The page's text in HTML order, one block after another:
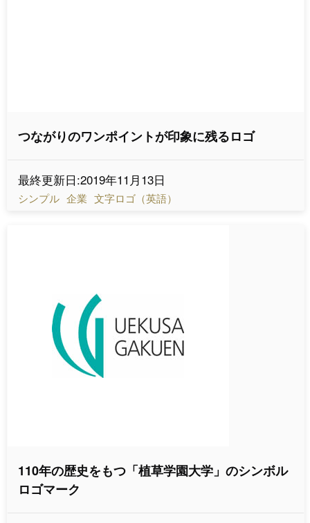
つながりのワンポイントが印象に残るロゴ
最終更新日:2019年11月13日
シンプル 企業 文字ロゴ（英語）
110年の歴史をもつ「植草学園大学」のシンボル
ロゴマーク